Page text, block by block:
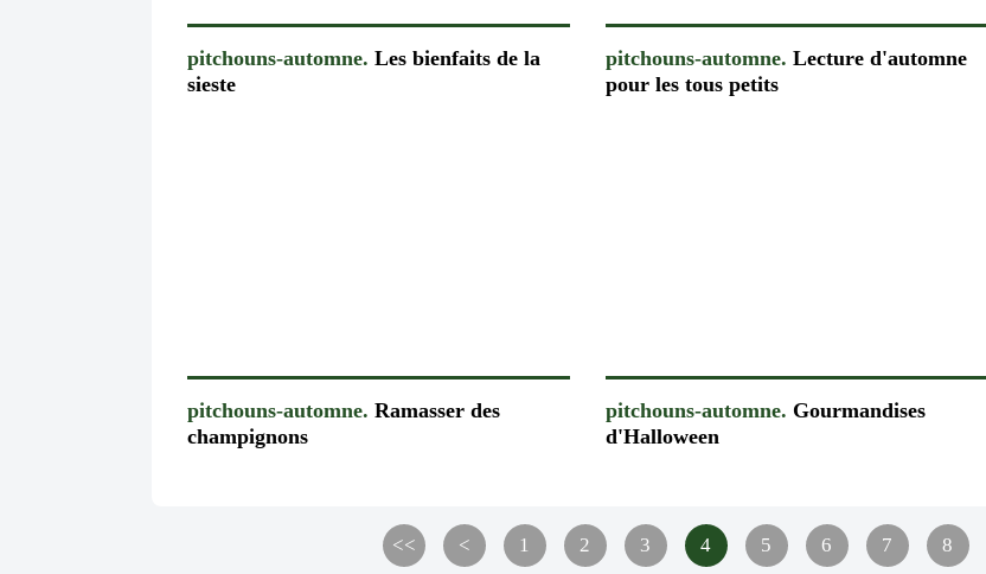
pitchouns-automne. Les bienfaits de la
sieste
pitchouns-automne. Lecture d'automne
pour les tous petits
pitchouns-automne. Ramasser des
champignons
pitchouns-automne. Gourmandises
d'Halloween
<< < 1 2 3 4 5 6 7 8
20